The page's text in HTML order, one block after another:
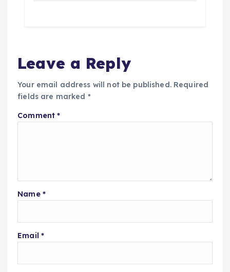
Leave a Reply
Your email address will not be published. Required
fields are marked *
Comment*
Name *
Email *